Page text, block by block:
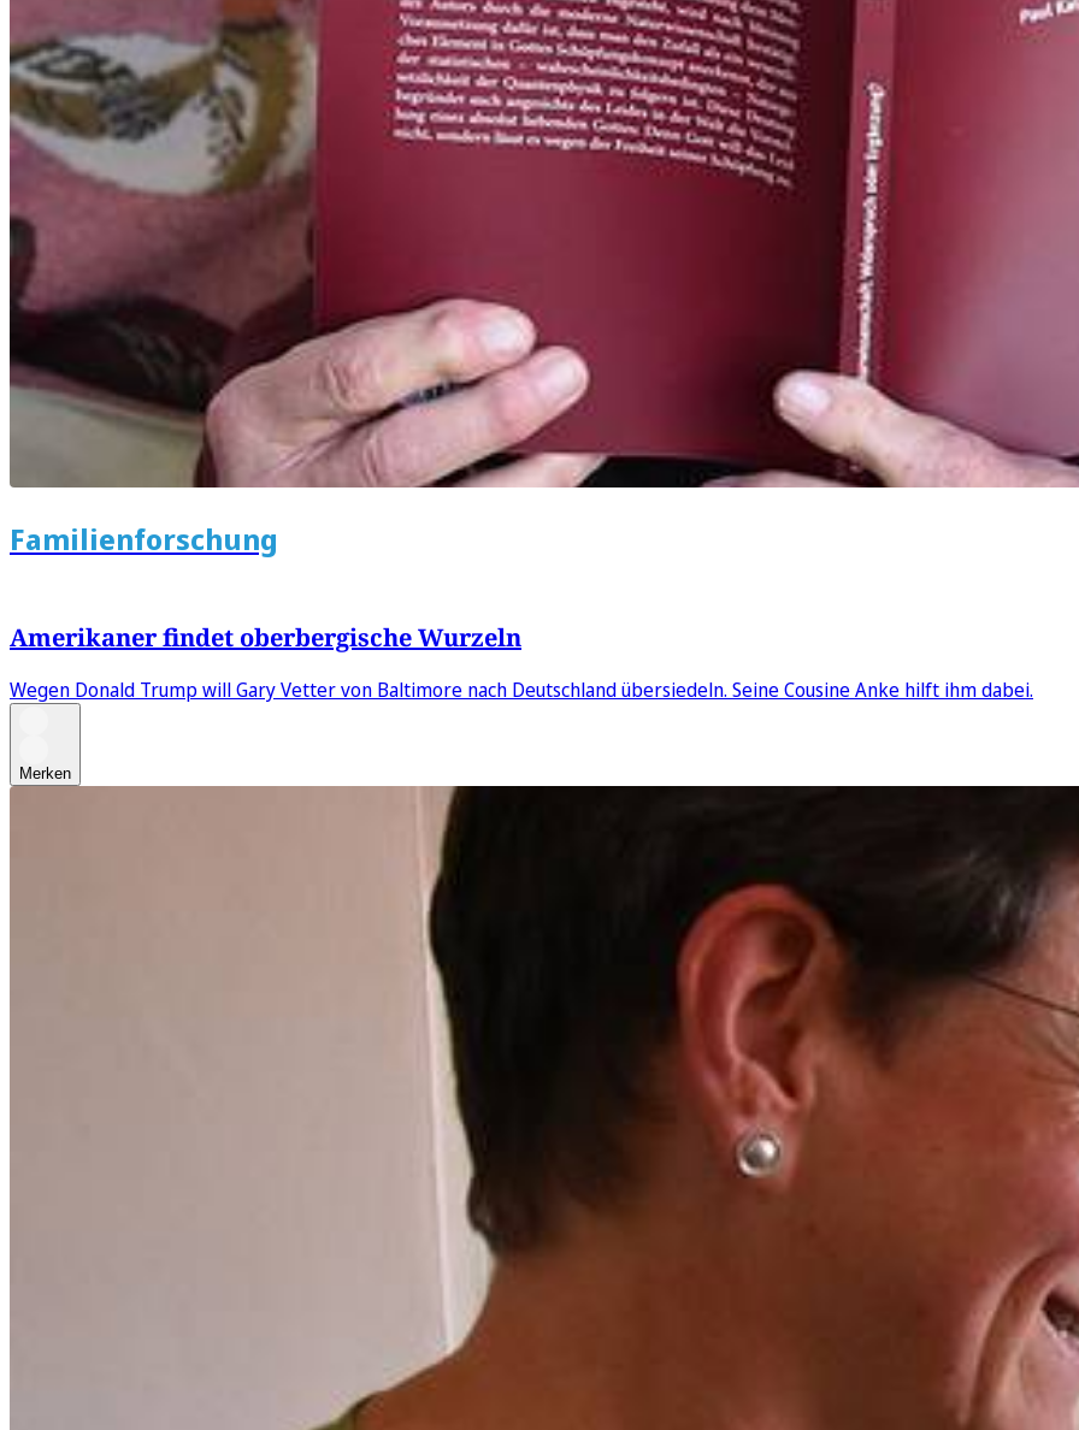
Familienforschung
Amerikaner findet oberbergische Wurzeln
Wegen Donald Trump will Gary Vetter von Baltimore nach Deutschland übersiedeln. Seine Cousine Anke hilft ihm dabei.
Merken